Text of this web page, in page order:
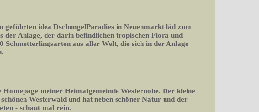
geführten idea DschungelParadies in Neuenmarkt läd zum
der Anlage, der darin befindlichen tropischen Flora und
Schmetterlingsarten aus aller Welt, die sich in der Anlage
meiner Heimatgemeinde Westernohe. Der kleine
Westerwald und hat neben schöner Natur und der
- schaut mal rein.